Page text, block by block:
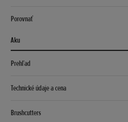
Porovnať
Aku
Prehľad
Technické údaje a cena
Brushcutters